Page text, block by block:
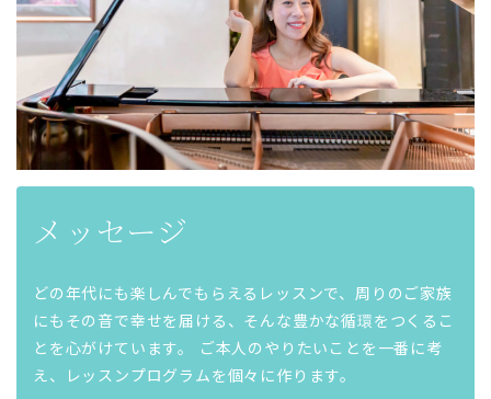
メッセージ
どの年代にも楽しんでもらえるレッスンで、周りのご家族
にもその音で幸せを届ける、そんな豊かな循環をつくるこ
とを心がけています。 ご本人のやりたいことを一番に考
え、レッスンプログラムを個々に作ります。